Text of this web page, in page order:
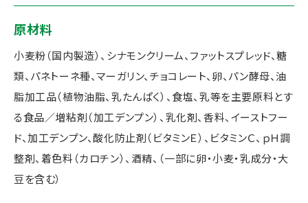
原材料
小麦粉（国内製造）、シナモンクリーム、ファットスプレッド、糖
類、パネトーネ種、マーガリン、チョコレート、卵、パン酵母、油
脂加工品（植物油脂、乳たんぱく）、食塩、乳等を主要原料とす
る食品／増粘剤（加工デンプン）、乳化剤、香料、イーストフー
ド、加工デンプン、酸化防止剤（ビタミンＥ）、ビタミンＣ、ｐＨ調
整剤、着色料（カロチン）、酒精、（一部に卵・小麦・乳成分・大
豆を含む）